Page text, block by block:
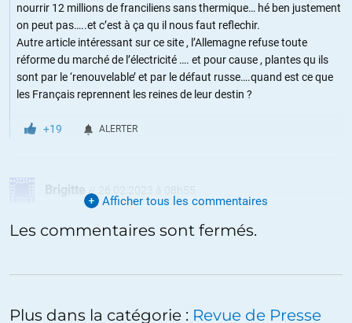
nourrir 12 millions de franciliens sans thermique… hé ben justement
on peut pas…..et c’est à ça qu il nous faut reflechir.
Autre article intéressant sur ce site , l’Allemagne refuse toute
réforme du marché de l’électricité …. et pour cause , plantes qu ils
sont par le ‘renouvelable’ et par le défaut russe….quand est ce que
les Français reprennent les reines de leur destin ?
+19 ALERTER
Brigitte 26.02.2023 à 08h55
et en particulier de la mobilité électrique mais ce n’est pas pour aider
Voici quelques arguments.
pour le nucléaire, 50% pour l’éolien). Si l’on raisonne en énergie finale
Afficher tous les commentaires
Les commentaires sont fermés.
Plus dans la catégorie : Revue de Presse